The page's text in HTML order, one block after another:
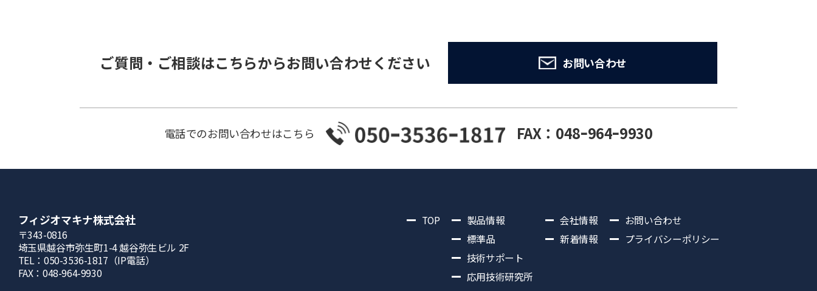
ご質問・ご相談はこちらからお問い合わせください お問い合わせ
電話でのお問い合わせはこちら FAX：048ｰ964ｰ9930
フィジオマキナ株式会社
〒343-0816
埼⽟県越⾕市弥⽣町1-4 越⾕弥⽣ビル 2F
TEL：050-3536-1817（IP電話）
FAX：048-964-9930
TOP
製品情報
標準品
技術サポート
応用技術研究所
会社情報
新着情報
お問い合わせ
プライバシーポリシー